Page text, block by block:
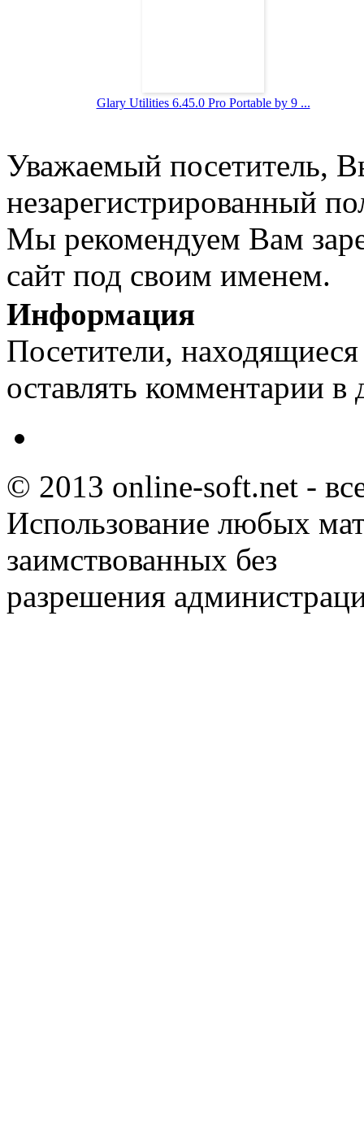
Glary Utilities 6.45.0 Pro Portable by 9 ...
Уважаемый посетитель,
незарегистрированный
Мы рекомендуем Вам
сайт под своим именем.
Информация
Посетители,
оставлять комментарии в
© 2013 online-soft.net -
Использование любых
заимствованных без
разрешения